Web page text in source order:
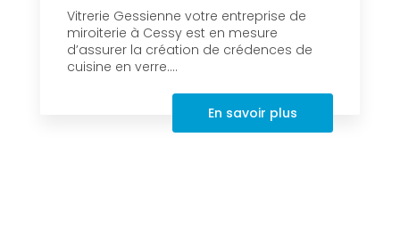
Vitrerie Gessienne votre entreprise de
miroiterie à Cessy est en mesure
d’assurer la création de crédences de
cuisine en verre....
En savoir plus